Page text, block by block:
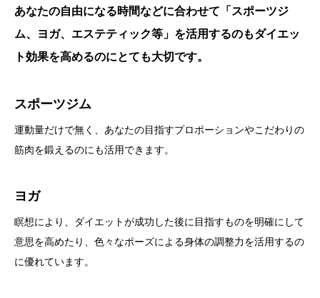
あなたの自由になる時間などに合わせて「スポーツジ
ム、ヨガ、エステティック等」を活用するのもダイエッ
ト効果を高めるのにとても大切です。
スポーツジム
運動量だけで無く、あなたの目指すプロポーションやこだわりの
筋肉を鍛えるのにも活用できます。
ヨガ
瞑想により、ダイエットが成功した後に目指すものを明確にして
意思を高めたり、色々なポーズによる身体の調整力を活用するの
に優れています。